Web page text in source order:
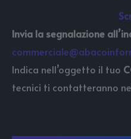
Invia la segnalazione
Indica nell’oggetto il tuo
tecnici ti contatteranno